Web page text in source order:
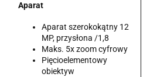
Aparat
Aparat szerokokątny 12
MP, przysłona /1,8
Maks. 5x zoom cyfrowy
Pięcioelementowy
obiektyw